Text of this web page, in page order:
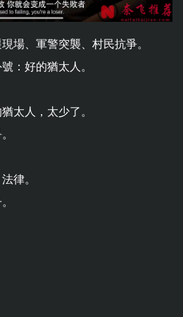
場、軍警突襲、村民抗爭。
：好的猶太人。
太人，太少了。
律。